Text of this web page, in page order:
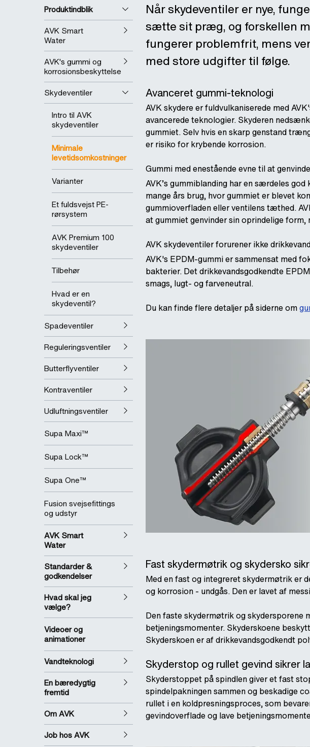
Produktindblik
AVK Smart
Water
AVK's gummi og
korrosionsbeskyttelse
Skydeventiler
Intro til AVK
skydeventiler
Minimale
levetidsomkostninger
Varianter
Et fuldsvejst PE-
rørsystem
AVK Premium 100
skydeventiler
Tilbehør
Hvad er en
skydeventil?
Spadeventiler
Reguleringsventiler
Butterflyventiler
Kontraventiler
Udluftningsventiler
Supa Maxi™
Supa Lock™
Supa One™
Fusion svejsefittings
og udstyr
AVK Smart
Water
Standarder &
godkendelser
Hvad skal jeg
vælge?
Videoer og
animationer
Vandteknologi
En bæredygtig
fremtid
Om AVK
Job hos AVK
Når skydeventiler er nye,
sætte sit præg, og forskellen
fungerer problemfrit, mens
med store udgifter til følge.
Avanceret gummi-teknologi
AVK skydere er fuldvulkaniserede med
avancerede teknologier. Skyderen
gummiet. Selv hvis en skarp genstand
er risiko for krybende korrosion.
Gummi med enestående evne til at
AVK’s gummiblanding har en særdeles
mange års brug, hvor gummiet er blevet
gummioverfladen eller ventilens tæthed.
at gummiet genvinder sin oprindelige form,
AVK skydeventiler forurener ikke
AVK's EPDM-gummi er sammensat med
bakterier. Det drikkevandsgodkendte
smags, lugt- og farveneutral.
Du kan finde flere detaljer på siderne om
Fast skydermøtrik og skydersko
Med en fast og integreret skydermøtrik er
og korrosion - undgås. Den er lavet af
Den faste skydermøtrik og skydersporene
betjeningsmomenter. Skyderskoene
Skyderskoen er af drikkevandsgodkendt
Skyderstop og rullet gevind sikrer
Skyderstoppet på spindlen giver et fast
spindelpakningen sammen og beskadige
rullet i en koldpresningsproces, som
gevindoverflade og lave